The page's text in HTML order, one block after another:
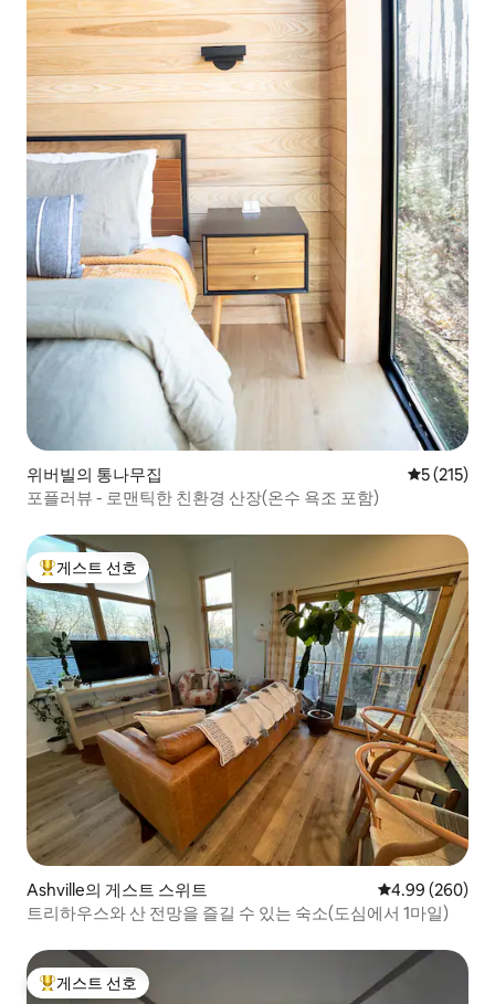
위버빌의 통나무집 평점 5점(5
5 (215)
포플러뷰 - 로맨틱한 친환경 산장(온수 욕조 포함)
상위 게스트 선호
게스트 선호
Ashville의 게스트 스위트 평점 4.99점(5
4.99 (260)
트리하우스와 산 전망을 즐길 수 있는 숙소(도심에서 1마일)
상위 게스트 선호
게스트 선호